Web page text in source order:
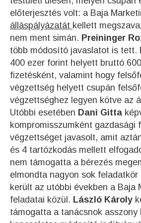
előterjesztés volt: a Baja
álláspályázatát kellett
nem ment simán. Preininger
több módosító javaslatot is tett.
400 ezer forint helyett bruttó
fizetésként, valamint hogy
végzettség helyett csupán
végzettséghez legyen kötve az
Utóbbi esetében Dani Gitta
kompromisszumként gazdasági
végzettséget javasolt, amit
és 4 tartózkodás mellett
nem támogatta a bérezés
elmondta nagyon sok feladatkör
került az utóbbi években a Baja
feladatai közül. László Károly
támogatta a tanácsnok asszony